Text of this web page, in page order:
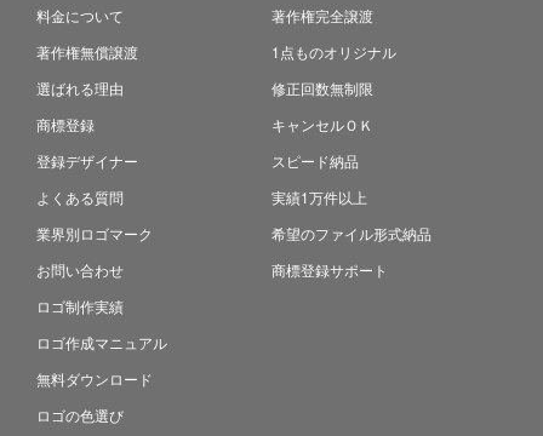
料金について
著作権無償譲渡
選ばれる理由
商標登録
登録デザイナー
よくある質問
業界別ロゴマーク
お問い合わせ
ロゴ制作実績
ロゴ作成マニュアル
無料ダウンロード
ロゴの色選び
著作権完全譲渡
1点ものオリジナル
修正回数無制限
キャンセルＯＫ
スピード納品
実績1万件以上
希望のファイル形式納品
商標登録サポート